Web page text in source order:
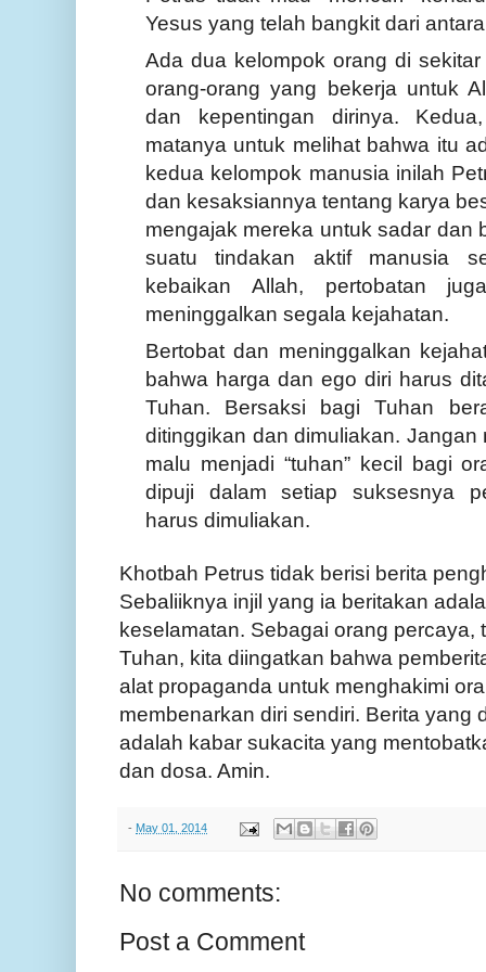
Yesus yang telah bangkit dari
Ada dua kelompok orang di
orang-orang yang bekerja untuk
dan kepentingan dirinya.
matanya untuk melihat bahwa itu
kedua kelompok manusia inilah
dan kesaksiannya tentang karya
mengajak mereka untuk sadar dan
suatu tindakan aktif manusia
kebaikan Allah, pertobatan
meninggalkan segala kejahatan.
Bertobat dan meninggalkan
bahwa harga dan ego diri harus
Tuhan. Bersaksi bagi Tuhan
ditinggikan dan dimuliakan.
malu menjadi “tuhan” kecil bagi
dipuji dalam setiap suksesnya
harus dimuliakan.
Khotbah Petrus tidak berisi berita
Sebaliiknya injil yang ia beritakan
keselamatan. Sebagai orang percaya,
Tuhan, kita diingatkan bahwa
alat propaganda untuk menghakimi
membenarkan diri sendiri. Berita yang
adalah kabar sukacita yang
dan dosa. Amin.
- May 01, 2014
No comments:
Post a Comment